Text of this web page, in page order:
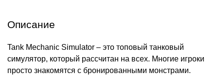
Описание
Tank Mechanic Simulator – это топовый танковый
симулятор, который рассчитан на всех. Многие игроки
просто знакомятся с бронированными монстрами.